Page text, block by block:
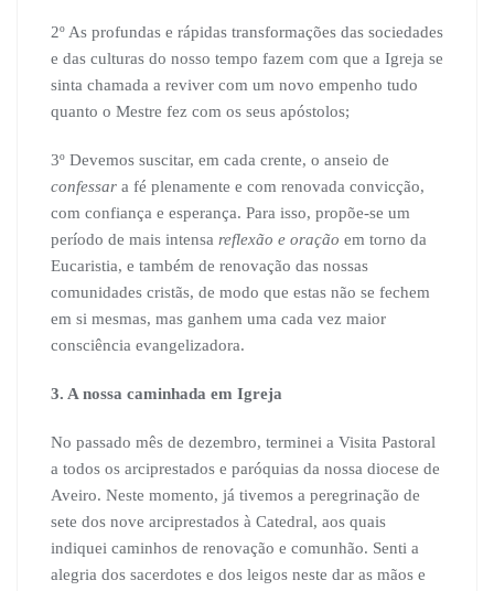
2º As profundas e rápidas transformações das sociedades
e das culturas do nosso tempo fazem com que a Igreja se
sinta chamada a reviver com um novo empenho tudo
quanto o Mestre fez com os seus apóstolos;
3º Devemos suscitar, em cada crente, o anseio de
confessar a fé plenamente e com renovada convicção,
com confiança e esperança. Para isso, propõe-se um
período de mais intensa reflexão e oração em torno da
Eucaristia, e também de renovação das nossas
comunidades cristãs, de modo que estas não se fechem
em si mesmas, mas ganhem uma cada vez maior
consciência evangelizadora.
3. A nossa caminhada em Igreja
No passado mês de dezembro, terminei a Visita Pastoral
a todos os arciprestados e paróquias da nossa diocese de
Aveiro. Neste momento, já tivemos a peregrinação de
sete dos nove arciprestados à Catedral, aos quais
indiquei caminhos de renovação e comunhão. Senti a
alegria dos sacerdotes e dos leigos neste dar as mãos e